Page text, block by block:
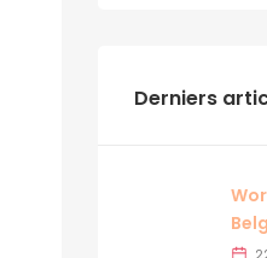
Derniers